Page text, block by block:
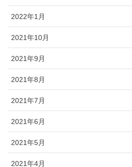
2022年1月
2021年10月
2021年9月
2021年8月
2021年7月
2021年6月
2021年5月
2021年4月